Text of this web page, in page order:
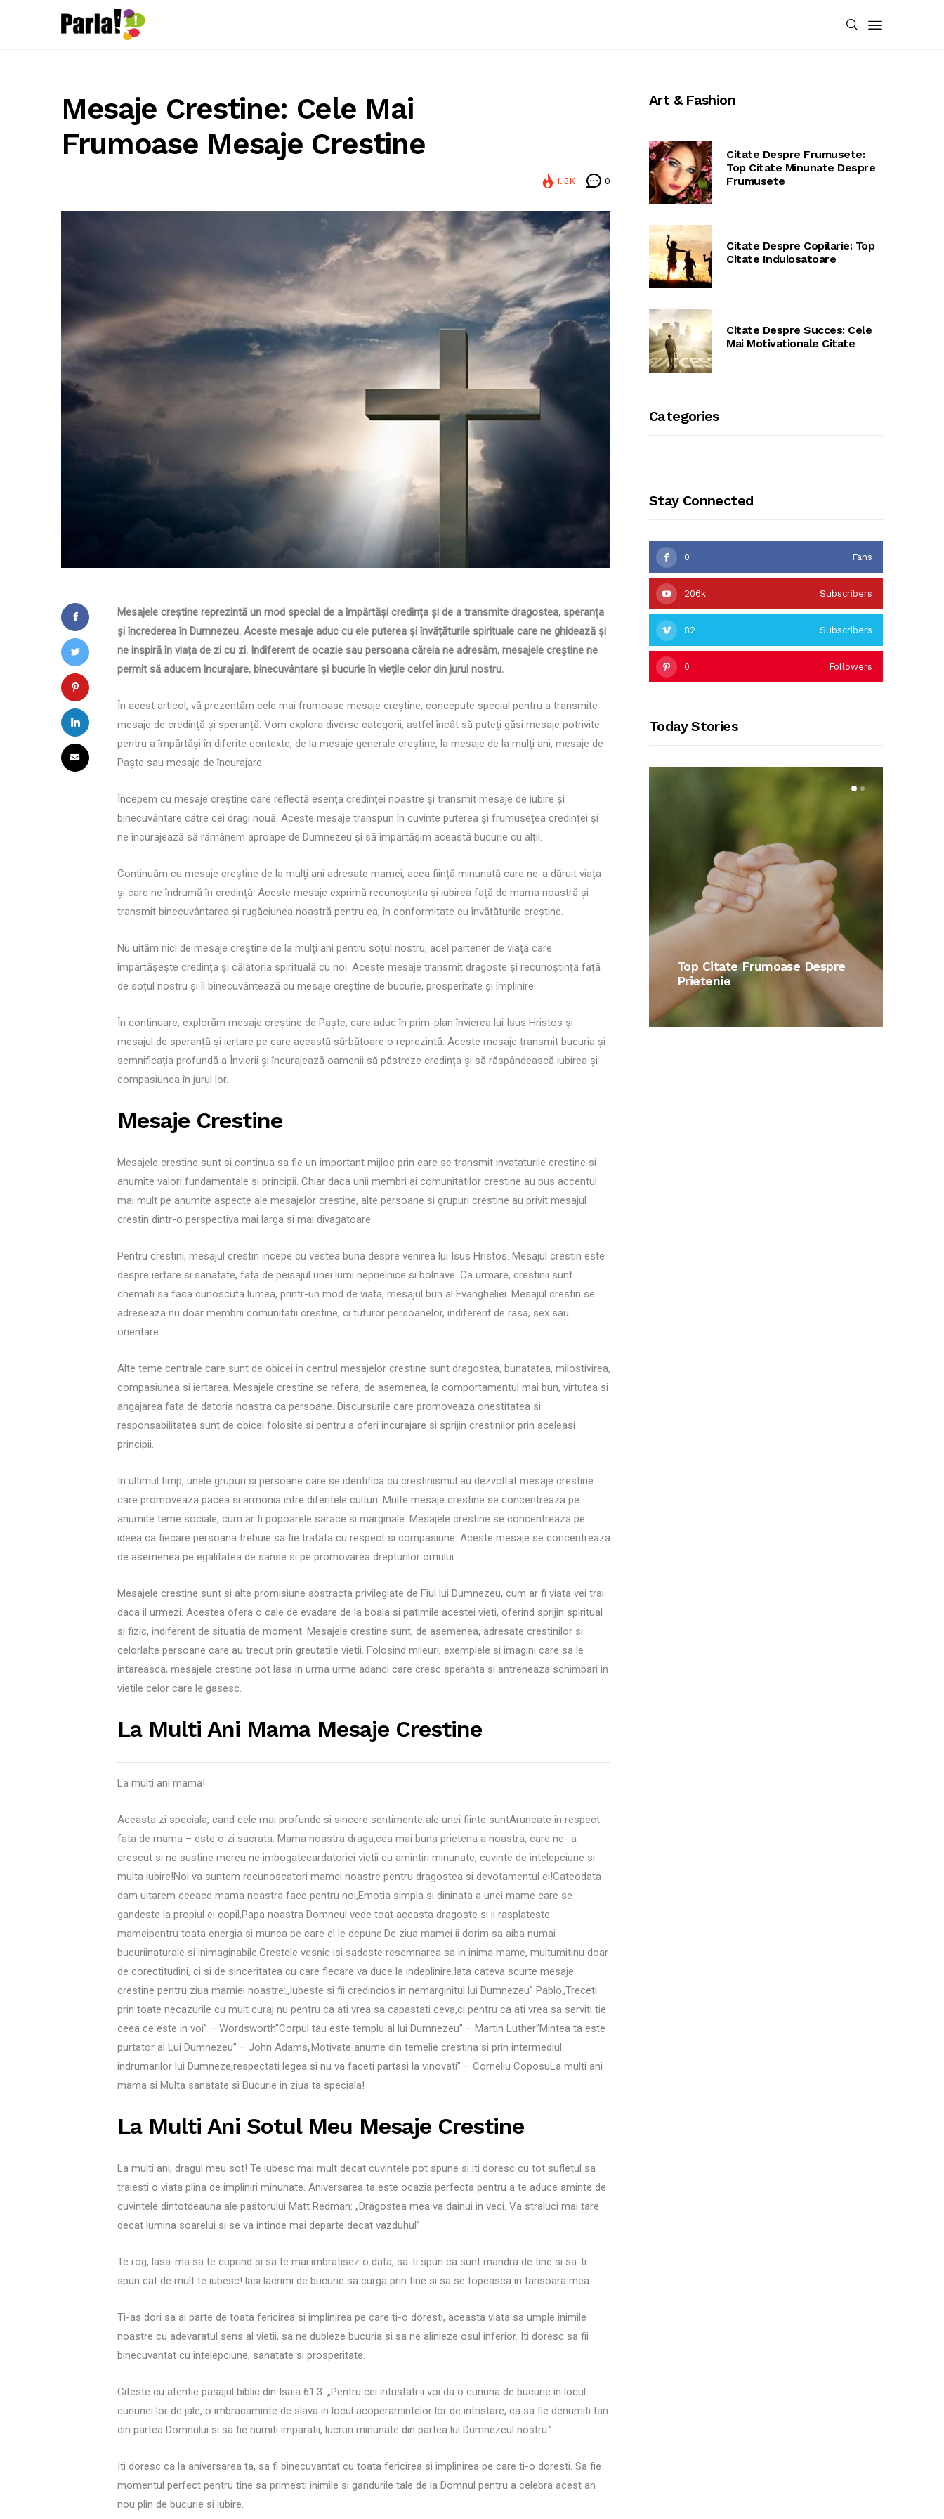
Mesaje Crestine: Cele Mai
Frumoase Mesaje Crestine
1.3K 0
Mesajele creștine reprezintă un mod special de a împărtăși credința și de a transmite dragostea, speranța
și încrederea în Dumnezeu. Aceste mesaje aduc cu ele puterea și învățăturile spirituale care ne ghidează și
ne inspiră în viața de zi cu zi. Indiferent de ocazie sau persoana căreia ne adresăm, mesajele creștine ne
permit să aducem încurajare, binecuvântare și bucurie în viețile celor din jurul nostru.
În acest articol, vă prezentăm cele mai frumoase mesaje creștine, concepute special pentru a transmite
mesaje de credință și speranță. Vom explora diverse categorii, astfel încât să puteți găsi mesaje potrivite
pentru a împărtăși în diferite contexte, de la mesaje generale creștine, la mesaje de la mulți ani, mesaje de
Paște sau mesaje de încurajare.
Începem cu mesaje creștine care reflectă esența credinței noastre și transmit mesaje de iubire și
binecuvântare către cei dragi nouă. Aceste mesaje transpun în cuvinte puterea și frumusețea credinței și
ne încurajează să rămânem aproape de Dumnezeu și să împărtășim această bucurie cu alții.
Continuăm cu mesaje creștine de la mulți ani adresate mamei, acea ființă minunată care ne-a dăruit viața
și care ne îndrumă în credință. Aceste mesaje exprimă recunoștința și iubirea față de mama noastră și
transmit binecuvântarea și rugăciunea noastră pentru ea, în conformitate cu învățăturile creștine.
Nu uităm nici de mesaje creștine de la mulți ani pentru soțul nostru, acel partener de viață care
împărtășește credința și călătoria spirituală cu noi. Aceste mesaje transmit dragoste și recunoștință față
de soțul nostru și îl binecuvântează cu mesaje creștine de bucurie, prosperitate și împlinire.
În continuare, explorăm mesaje creștine de Paște, care aduc în prim-plan învierea lui Isus Hristos și
mesajul de speranță și iertare pe care această sărbătoare o reprezintă. Aceste mesaje transmit bucuria și
semnificația profundă a Învierii și încurajează oamenii să păstreze credința și să răspândească iubirea și
compasiunea în jurul lor.
Mesaje Crestine
Mesajele crestine sunt si continua sa fie un important mijloc prin care se transmit invataturile crestine si
anumite valori fundamentale si principii. Chiar daca unii membri ai comunitatilor crestine au pus accentul
mai mult pe anumite aspecte ale mesajelor crestine, alte persoane si grupuri crestine au privit mesajul
crestin dintr-o perspectiva mai larga si mai divagatoare.
Pentru crestini, mesajul crestin incepe cu vestea buna despre venirea lui Isus Hristos. Mesajul crestin este
despre iertare si sanatate, fata de peisajul unei lumi neprielnice si bolnave. Ca urmare, crestinii sunt
chemati sa faca cunoscuta lumea, printr-un mod de viata, mesajul bun al Evangheliei. Mesajul crestin se
adreseaza nu doar membrii comunitatii crestine, ci tuturor persoanelor, indiferent de rasa, sex sau
orientare.
Alte teme centrale care sunt de obicei in centrul mesajelor crestine sunt dragostea, bunatatea, milostivirea,
compasiunea si iertarea. Mesajele crestine se refera, de asemenea, la comportamentul mai bun, virtutea si
angajarea fata de datoria noastra ca persoane. Discursurile care promoveaza onestitatea si
responsabilitatea sunt de obicei folosite si pentru a oferi incurajare si sprijin crestinilor prin aceleasi
principii.
In ultimul timp, unele grupuri si persoane care se identifica cu crestinismul au dezvoltat mesaje crestine
care promoveaza pacea si armonia intre diferitele culturi. Multe mesaje crestine se concentreaza pe
anumite teme sociale, cum ar fi popoarele sarace si marginale. Mesajele crestine se concentreaza pe
ideea ca fiecare persoana trebuie sa fie tratata cu respect si compasiune. Aceste mesaje se concentreaza
de asemenea pe egalitatea de sanse si pe promovarea drepturilor omului.
Mesajele crestine sunt si alte promisiune abstracta privilegiate de Fiul lui Dumnezeu, cum ar fi viata vei trai
daca il urmezi. Acestea ofera o cale de evadare de la boala si patimile acestei vieti, oferind sprijin spiritual
si fizic, indiferent de situatia de moment. Mesajele crestine sunt, de asemenea, adresate crestinilor si
celorlalte persoane care au trecut prin greutatile vietii. Folosind mileuri, exemplele si imagini care sa le
intareasca, mesajele crestine pot lasa in urma urme adanci care cresc speranta si antreneaza schimbari in
vietile celor care le gasesc.
La Multi Ani Mama Mesaje Crestine
La multi ani mama!
Aceasta zi speciala, cand cele mai profunde si sincere sentimente ale unei fiinte suntAruncate in respect
fata de mama – este o zi sacrata. Mama noastra draga,cea mai buna prietena a noastra, care ne- a
crescut si ne sustine mereu ne imbogatecardatoriei vietii cu amintiri minunate, cuvinte de intelepciune si
multa iubire!Noi va suntem recunoscatori mamei noastre pentru dragostea si devotamentul ei!Cateodata
dam uitarem ceeace mama noastra face pentru noi,Emotia simpla si dininata a unei mame care se
gandeste la propiul ei copil,Papa noastra Domneul vede toat aceasta dragoste si ii rasplateste
mameipentru toata energia si munca pe care el le depune.De ziua mamei ii dorim sa aiba numai
bucuriinaturale si inimaginabile.Crestele vesnic isi sadeste resemnarea sa in inima mame, multumitinu doar
de corectitudini, ci si de sinceritatea cu care fiecare va duce la indeplinire.Iata cateva scurte mesaje
crestine pentru ziua mamiei noastre:„Iubeste si fii credincios in nemarginitul lui Dumnezeu” Pablo„Treceti
prin toate necazurile cu mult curaj nu pentru ca ati vrea sa capastati ceva,ci pentru ca ati vrea sa serviti tie
ceea ce este in voi” – Wordsworth”Corpul tau este templu al lui Dumnezeu” – Martin Luther”Mintea ta este
purtator al Lui Dumnezeu” – John Adams„Motivate anume din temelie crestina si prin intermediul
indrumarilor lui Dumneze,respectati legea si nu va faceti partasi la vinovati” – Corneliu CoposuLa multi ani
mama si Multa sanatate si Bucurie in ziua ta speciala!
La Multi Ani Sotul Meu Mesaje Crestine
La multi ani, dragul meu sot! Te iubesc mai mult decat cuvintele pot spune si iti doresc cu tot sufletul sa
traiesti o viata plina de impliniri minunate. Aniversarea ta este ocazia perfecta pentru a te aduce aminte de
cuvintele dintotdeauna ale pastorului Matt Redman: „Dragostea mea va dainui in veci. Va straluci mai tare
decat lumina soarelui si se va intinde mai departe decat vazduhul”.
Te rog, lasa-ma sa te cuprind si sa te mai imbratisez o data, sa-ti spun ca sunt mandra de tine si sa-ti
spun cat de mult te iubesc! lasi lacrimi de bucurie sa curga prin tine si sa se topeasca in tarisoara mea.
Ti-as dori sa ai parte de toata fericirea si implinirea pe care ti-o doresti, aceasta viata sa umple inimile
noastre cu adevaratul sens al vietii, sa ne dubleze bucuria si sa ne alinieze osul inferior. Iti doresc sa fii
binecuvantat cu intelepciune, sanatate si prosperitate.
Citeste cu atentie pasajul biblic din Isaia 61:3: „Pentru cei intristati ii voi da o cununa de bucurie in locul
cununei lor de jale, o imbracaminte de slava in locul acoperamintelor lor de intristare, ca sa fie denumiti tari
din partea Domnului si sa fie numiti imparatii, lucruri minunate din partea lui Dumnezeul nostru.”
Iti doresc ca la aniversarea ta, sa fi binecuvantat cu toata fericirea si implinirea pe care ti-o doresti. Sa fie
momentul perfect pentru tine sa primesti inimile si gandurile tale de la Domnul pentru a celebra acest an
nou plin de bucurie si iubire.
Art & Fashion
Citate Despre Frumusete:
Top Citate Minunate Despre
Frumusete
Citate Despre Copilarie: Top
Citate Induiosatoare
Citate Despre Succes: Cele
Mai Motivationale Citate
Categories
Stay Connected
0 Fans
206k Subscribers
82 Subscribers
0 Followers
Today Stories
Citate De Dragoste Pentru
Iubit Sau Iubita
Top Citate Frumoase Despre
Prietenie